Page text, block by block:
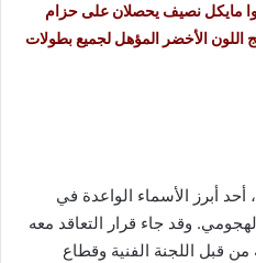
مايكل نصيف يحصلان على حزام
اللون الأخضر المؤهل لجميع بطولات
يُعد التيهي، من مواليد عام 2009، أحد أبرز الأسماء الواعدة في
وقد جاء قرار التعاقد معه
قبل اللجنة الفنية وقطاع